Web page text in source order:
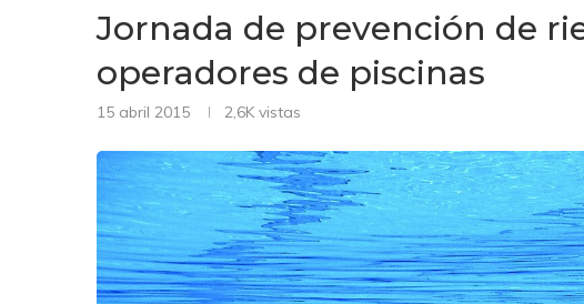
Jornada de prevención de
operadores de piscinas
15 abril 2015 2,6K vistas